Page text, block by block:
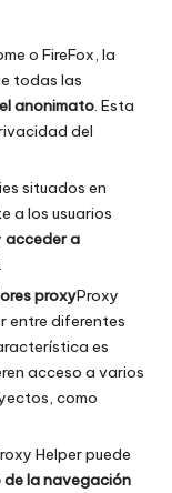
o FireFox, la
todas las
anonimato. Esta
del
situados en
a los usuarios
acceder a
proxyProxy
entre diferentes
es
acceso a varios
como
Helper puede
de la navegación